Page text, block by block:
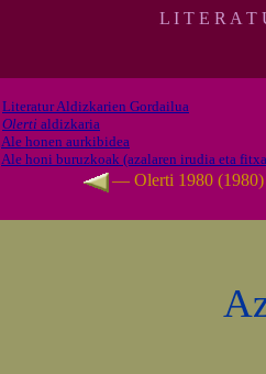
L I T E R A
Literatur Aldizkarien Gordailua
Olerti aldizkaria
Ale honen aurkibidea
Ale honi buruzkoak (azalaren irudia eta
— Olerti 1980